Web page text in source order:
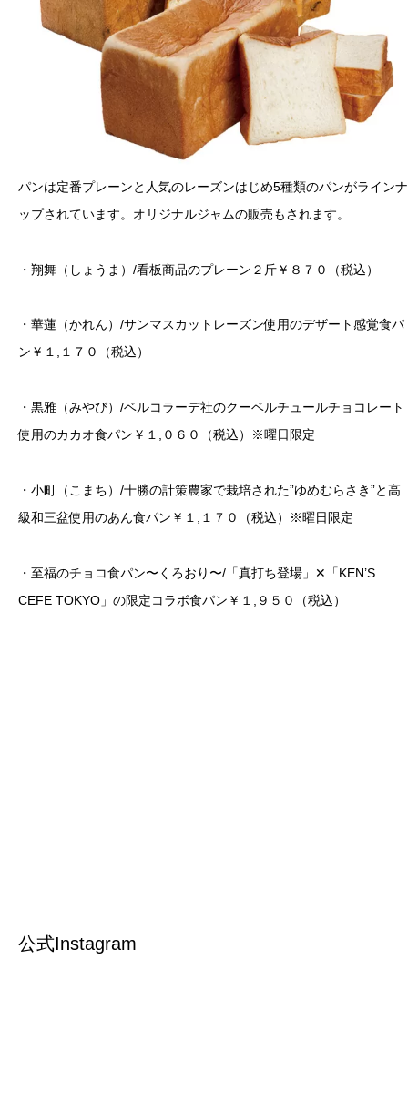
パンは定番プレーンと人気のレーズンはじめ5種類のパンがラインナ
ップされています。オリジナルジャムの販売もされます。
・翔舞（しょうま）/看板商品のプレーン２斤￥８７０（税込）
・華蓮（かれん）/サンマスカットレーズン使用のデザート感覚食パ
ン￥１,１７０（税込）
・黒雅（みやび）/ベルコラーデ社のクーベルチュールチョコレート
使用のカカオ食パン￥１,０６０（税込）※曜日限定
・小町（こまち）/十勝の計策農家で栽培された”ゆめむらさき”と高
級和三盆使用のあん食パン￥１,１７０（税込）※曜日限定
・至福のチョコ食パン〜くろおり〜/「真打ち登場」✕「KEN’S
CEFE TOKYO」の限定コラボ食パン￥１,９５０（税込）
公式Instagram